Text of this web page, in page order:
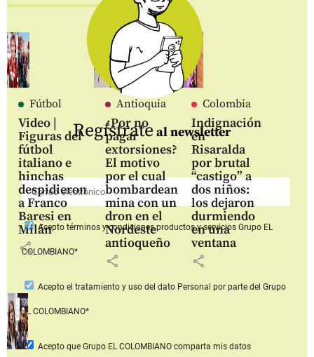
Fútbol
Video |
Figuras del
fútbol
italiano e
hinchas
despidieron
a Franco
Baresi en
Milán
share
Antioquia
¿Por no
pagar
extorsiones?
El motivo
por el cual
bombardean
mina con un
dron en el
Nordeste
antioqueño
share
Colombia
Indignación
en
Risaralda
por brutal
“castigo” a
dos niños:
los dejaron
durmiendo
en una
ventana
share
Regístrate al newsletter
Aceptotérminos y condiciones productos y serviciosGrupo EL
COLOMBIANO*
Acepto el tratamiento y uso del dato Personal por parte del Grupo
EL COLOMBIANO*
Acepto que Grupo EL COLOMBIANOcomparta mis datos